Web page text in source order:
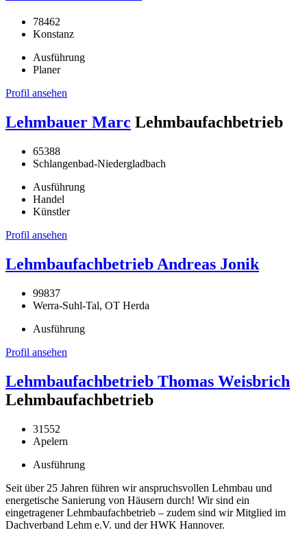
78462
Konstanz
Ausführung
Planer
Profil ansehen
Lehmbauer Marc Lehmbaufachbetrieb
65388
Schlangenbad-Niedergladbach
Ausführung
Handel
Künstler
Profil ansehen
Lehmbaufachbetrieb Andreas Jonik
99837
Werra-Suhl-Tal, OT Herda
Ausführung
Profil ansehen
Lehmbaufachbetrieb Thomas Weisbrich
Lehmbaufachbetrieb
31552
Apelern
Ausführung
Seit über 25 Jahren führen wir anspruchsvollen Lehmbau und
energetische Sanierung von Häusern durch! Wir sind ein
eingetragener Lehmbaufachbetrieb – zudem sind wir Mitglied im
Dachverband Lehm e.V. und der HWK Hannover.